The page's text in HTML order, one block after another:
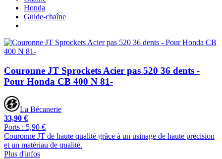
Honda
Guide-chaîne
Couronne JT Sprockets Acier pas 520 36 dents -
Pour Honda CB 400 N 81-
La Bécanerie
33,90 €
Ports : 5,90 €
Couronne JT de haute qualité grâce à un usinage de haute précision
et un matériau de qualité.
Plus d'infos